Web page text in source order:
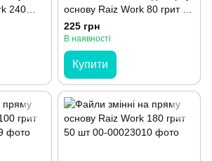
240
основу Raiz Work 80 грит 25
шт
225 грн
В наявності
Купити